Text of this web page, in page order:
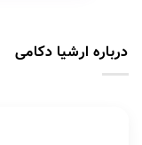
درباره ارشیا دکامی